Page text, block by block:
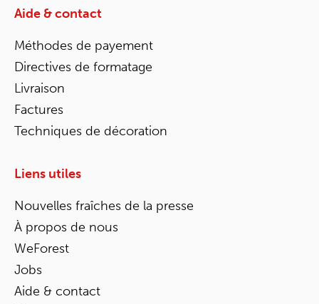
Aide & contact
Méthodes de payement
Directives de formatage
Livraison
Factures
Techniques de décoration
Liens utiles
Nouvelles fraîches de la presse
À propos de nous
WeForest
Jobs
Aide & contact